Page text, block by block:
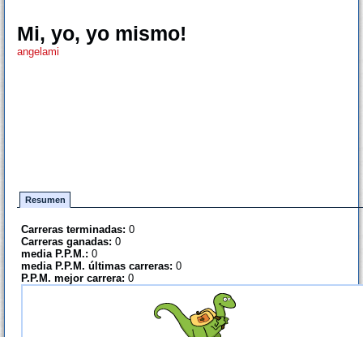
Mi, yo, yo mismo!
angelami
Resumen
Carreras terminadas: 0
Carreras ganadas: 0
media P.P.M.: 0
media P.P.M. últimas carreras: 0
P.P.M. mejor carrera: 0